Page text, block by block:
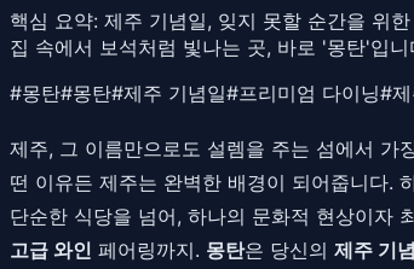
핵심 요약: 제주 기념일, 잊지 못할 순간을 위
집 속에서 보석처럼 빛나는 곳, 바로 '몽탄'입니
#몽탄#몽탄#제주 기념일#프리미엄 다이닝#
제주, 그 이름만으로도 설렘을 주는 섬에서 가
떤 이유든 제주는 완벽한 배경이 되어줍니다.
단순한 식당을 넘어, 하나의 문화적 현상이자
고급 와인 페어링까지. 몽탄은 당신의 제주 기